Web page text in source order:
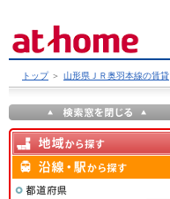
トップ ＞ 山形県ＪＲ奥羽本線の賃貸